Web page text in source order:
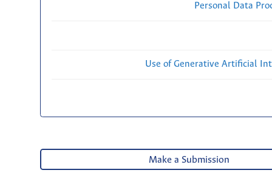
Personal Data
Use of Generative Artificial
Make a Submission